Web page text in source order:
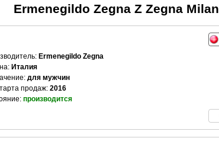
Ermenegildo Zegna Z Zegna Milan
: Ermenegildo Zegna
Италия
для мужчин
продаж: 2016
производится